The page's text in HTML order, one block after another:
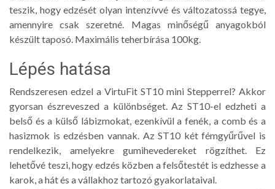
teszik, hogy edzését olyan intenzívvé és változatossá tegye,
amennyire csak szeretné. Magas minőségű anyagokból
készült taposó. Maximális teherbírása 100kg.
Lépés hatása
Rendszeresen edzel a VirtuFit ST10 mini Stepperrel? Akkor
gyorsan észreveszed a különbséget. Az ST10-el edzheti a
belső és a külső lábizmokat, ezenkívül a fenék, a comb és a
hasizmok is edzésben vannak. Az ST10 két fémgyűrűvel is
rendelkezik, amelyekre gumihevedereket rögzíthet. Ez
lehetővé teszi, hogy edzés közben a felsőtestét is edzhesse a
karok, a hát és a vállakhoz tartozó gyakorlataival.